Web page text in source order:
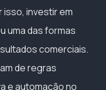
isso, investir em
uma das formas
comerciais.
de regras
e automação no